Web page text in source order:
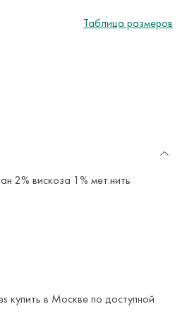
Таблица размеров
2% вискоза 1% мет.нить
купить в Москве по доступной